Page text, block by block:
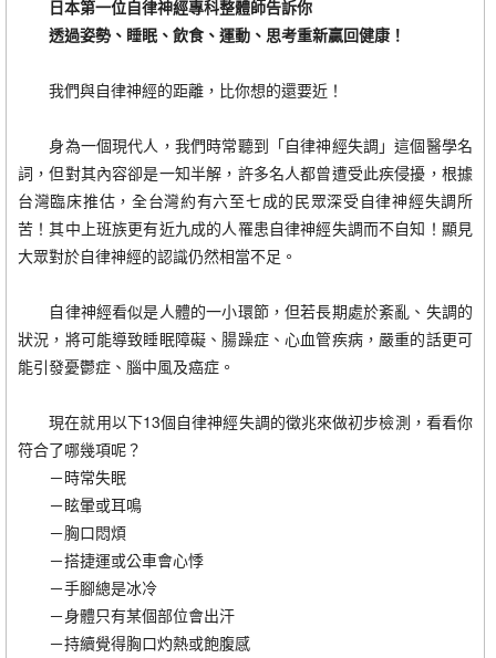
日本第一位自律神經專科整體師告訴你
透過姿勢、睡眠、飲食、運動、思考重新贏回健康！
我們與自律神經的距離，比你想的還要近！
身為一個現代人，我們時常聽到「自律神經失調」這個醫學名
詞，但對其內容卻是一知半解，許多名人都曾遭受此疾侵擾，根據
台灣臨床推估，全台灣約有六至七成的民眾深受自律神經失調所
苦！其中上班族更有近九成的人罹患自律神經失調而不自知！顯見
大眾對於自律神經的認識仍然相當不足。
自律神經看似是人體的一小環節，但若長期處於紊亂、失調的
狀況，將可能導致睡眠障礙、腸躁症、心血管疾病，嚴重的話更可
能引發憂鬱症、腦中風及癌症。
現在就用以下13個自律神經失調的徵兆來做初步檢測，看看你
符合了哪幾項呢？
－時常失眠
－眩暈或耳鳴
－胸口悶煩
－搭捷運或公車會心悸
－手腳總是冰冷
－身體只有某個部位會出汗
－持續覺得胸口灼熱或飽腹感